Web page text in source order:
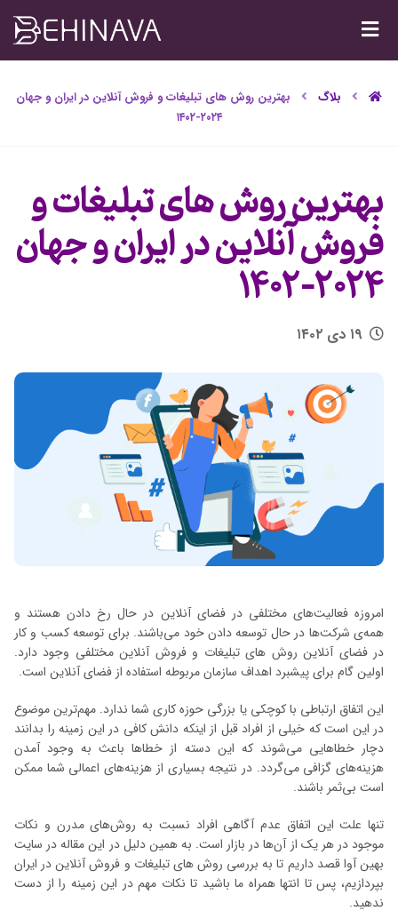
بلاگ
بهترین روش های تبلیغات و فروش آنلاین در ایران و جهان
۲۰۲۴-۱۴۰۲
بهترین روش های تبلیغات و
فروش آنلاین در ایران و جهان
۲۰۲۴-۱۴۰۲
۱۹ دی ۱۴۰۲
امروزه فعالیت‌های مختلفی در فضای آنلاین در حال رخ دادن هستند و
همه‌ی شرکت‌ها در حال توسعه دادن خود می‌باشند. برای توسعه کسب و کار
در فضای آنلاین روش های تبلیغات و فروش آنلاین مختلفی وجود دارد.
اولین گام برای پیشبرد اهداف سازمان مربوطه استفاده از فضای آنلاین است.
این اتفاق ارتباطی با کوچکی یا بزرگی حوزه کاری شما ندارد. مهم‌ترین موضوع
در این است که خیلی از افراد قبل از اینکه دانش کافی در این زمینه را بدانند
دچار خطاهایی می‌شوند که این دسته از خطاها باعث به وجود آمدن
هزینه‌های گزافی می‌گردد. در نتیجه بسیاری از هزینه‌های اعمالی شما ممکن
است بی‌ثمر باشند.
تنها علت این اتفاق عدم آگاهی افراد نسبت به روش‌های مدرن و نکات
موجود در هر یک از آن‌ها در بازار است. به همین دلیل در این مقاله در سایت
بهین آوا قصد داریم تا به بررسی روش های تبلیغات و فروش آنلاین در ایران
بپردازیم، پس تا انتها همراه ما باشید تا نکات مهم در این زمینه را از دست
ندهید.